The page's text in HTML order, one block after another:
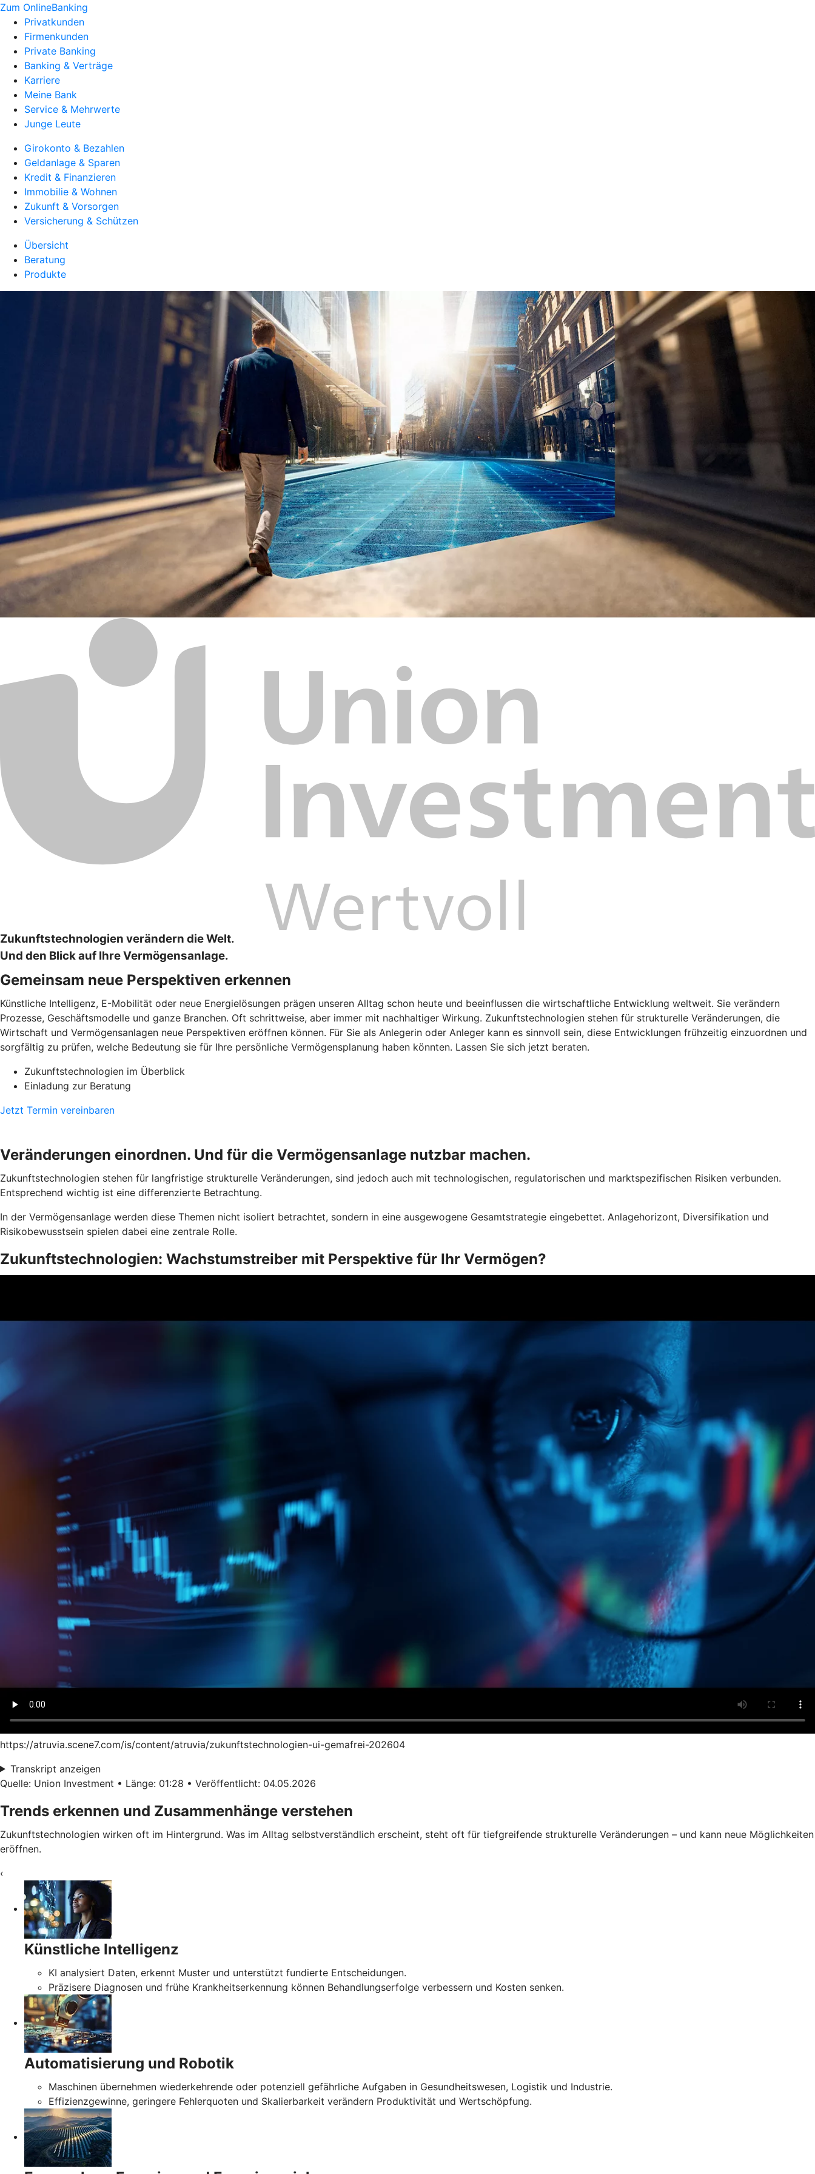
Zum OnlineBanking
Privatkunden
Firmenkunden
Private Banking
Banking & Verträge
Karriere
Meine Bank
Service & Mehrwerte
Junge Leute
Girokonto & Bezahlen
Geldanlage & Sparen
Kredit & Finanzieren
Immobilie & Wohnen
Zukunft & Vorsorgen
Versicherung & Schützen
Übersicht
Beratung
Produkte
Zukunftstechnologien verändern die Welt.
Und den Blick auf Ihre Vermögensanlage.
Gemeinsam neue Perspektiven erkennen
Künstliche Intelligenz, E-Mobilität oder neue Energielösungen prägen unseren Alltag schon heute und beeinflussen die wirtschaftliche Entwicklung weltweit. Sie verändern
Prozesse, Geschäftsmodelle und ganze Branchen. Oft schrittweise, aber immer mit nachhaltiger Wirkung. Zukunftstechnologien stehen für strukturelle Veränderungen, die
Wirtschaft und Vermögensanlagen neue Perspektiven eröffnen können. Für Sie als Anlegerin oder Anleger kann es sinnvoll sein, diese Entwicklungen frühzeitig einzuordnen und
sorgfältig zu prüfen, welche Bedeutung sie für Ihre persönliche Vermögensplanung haben könnten. Lassen Sie sich jetzt beraten.
Zukunftstechnologien im Überblick
Einladung zur Beratung
Jetzt Termin vereinbaren
Veränderungen einordnen. Und für die Vermögensanlage nutzbar machen.
Zukunftstechnologien stehen für langfristige strukturelle Veränderungen, sind jedoch auch mit technologischen, regulatorischen und marktspezifischen Risiken verbunden.
Entsprechend wichtig ist eine differenzierte Betrachtung.
In der Vermögensanlage werden diese Themen nicht isoliert betrachtet, sondern in eine ausgewogene Gesamtstrategie eingebettet. Anlagehorizont, Diversifikation und
Risikobewusstsein spielen dabei eine zentrale Rolle.
Zukunftstechnologien: Wachstumstreiber mit Perspektive für Ihr Vermögen?
https://atruvia.scene7.com/is/content/atruvia/zukunftstechnologien-ui-gemafrei-202604
Transkript anzeigen
Quelle: Union Investment • Länge: 01:28 • Veröffentlicht: 04.05.2026
Trends erkennen und Zusammenhänge verstehen
Zukunftstechnologien wirken oft im Hintergrund. Was im Alltag selbstverständlich erscheint, steht oft für tiefgreifende strukturelle Veränderungen – und kann neue Möglichkeiten
eröffnen.
‹
Künstliche Intelligenz
KI analysiert Daten, erkennt Muster und unterstützt fundierte Entscheidungen.
Präzisere Diagnosen und frühe Krankheitserkennung können Behandlungserfolge verbessern und Kosten senken.
Automatisierung und Robotik
Maschinen übernehmen wiederkehrende oder potenziell gefährliche Aufgaben in Gesundheitswesen, Logistik und Industrie.
Effizienzgewinne, geringere Fehlerquoten und Skalierbarkeit verändern Produktivität und Wertschöpfung.